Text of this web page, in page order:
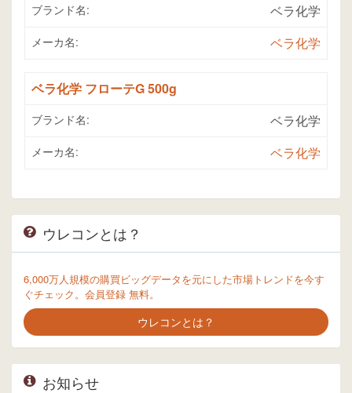
ブランド名: ベラ化学
メーカ名: ベラ化学
ベラ化学 フローテG 500g
ブランド名: ベラ化学
メーカ名: ベラ化学
ウレコンとは？
6,000万人規模の購買ビッグデータを元にした市場トレンドを今す
ぐチェック。会員登録 無料。
ウレコンとは？
お知らせ